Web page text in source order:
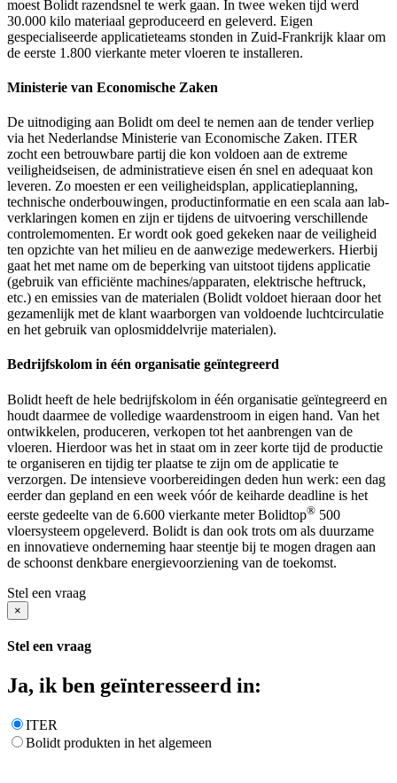
moest Bolidt razendsnel te werk gaan. In twee weken tijd werd
30.000 kilo materiaal geproduceerd en geleverd. Eigen
gespecialiseerde applicatieteams stonden in Zuid-Frankrijk klaar om
de eerste 1.800 vierkante meter vloeren te installeren.
Ministerie van Economische Zaken
De uitnodiging aan Bolidt om deel te nemen aan de tender verliep
via het Nederlandse Ministerie van Economische Zaken. ITER
zocht een betrouwbare partij die kon voldoen aan de extreme
veiligheidseisen, de administratieve eisen én snel en adequaat kon
leveren. Zo moesten er een veiligheidsplan, applicatieplanning,
technische onderbouwingen, productinformatie en een scala aan lab-
verklaringen komen en zijn er tijdens de uitvoering verschillende
controlemomenten. Er wordt ook goed gekeken naar de veiligheid
ten opzichte van het milieu en de aanwezige medewerkers. Hierbij
gaat het met name om de beperking van uitstoot tijdens applicatie
(gebruik van efficiënte machines/apparaten, elektrische heftruck,
etc.) en emissies van de materialen (Bolidt voldoet hieraan door het
gezamenlijk met de klant waarborgen van voldoende luchtcirculatie
en het gebruik van oplosmiddelvrije materialen).
Bedrijfskolom in één organisatie geïntegreerd
Bolidt heeft de hele bedrijfskolom in één organisatie geïntegreerd en
houdt daarmee de volledige waardenstroom in eigen hand. Van het
ontwikkelen, produceren, verkopen tot het aanbrengen van de
vloeren. Hierdoor was het in staat om in zeer korte tijd de productie
te organiseren en tijdig ter plaatse te zijn om de applicatie te
verzorgen. De intensieve voorbereidingen deden hun werk: een dag
eerder dan gepland en een week vóór de keiharde deadline is het
eerste gedeelte van de 6.600 vierkante meter Bolidtop® 500
vloersysteem opgeleverd. Bolidt is dan ook trots om als duurzame
en innovatieve onderneming haar steentje bij te mogen dragen aan
de schoonst denkbare energievoorziening van de toekomst.
Stel een vraag
×
Stel een vraag
Ja, ik ben geïnteresseerd in:
ITER
Bolidt produkten in het algemeen